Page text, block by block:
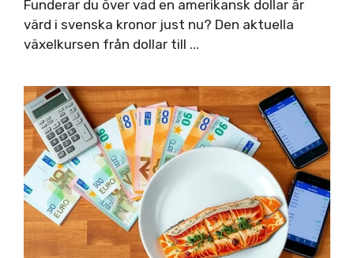
Funderar du över vad en amerikansk dollar är
värd i svenska kronor just nu? Den aktuella
växelkursen från dollar till ...